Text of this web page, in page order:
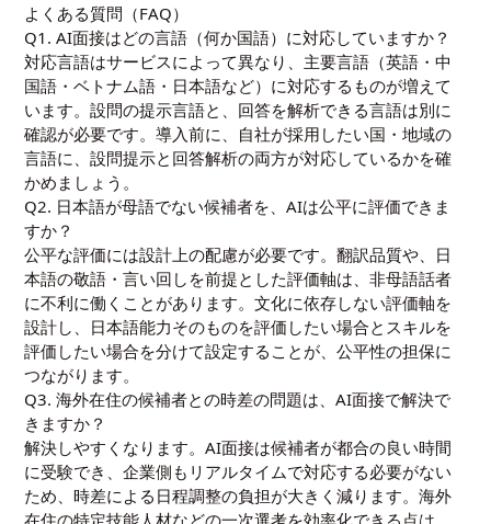
よくある質問（FAQ）
Q1. AI面接はどの言語（何か国語）に対応していますか？
対応言語はサービスによって異なり、主要言語（英語・中
国語・ベトナム語・日本語など）に対応するものが増えて
います。設問の提示言語と、回答を解析できる言語は別に
確認が必要です。導入前に、自社が採用したい国・地域の
言語に、設問提示と回答解析の両方が対応しているかを確
かめましょう。
Q2. 日本語が母語でない候補者を、AIは公平に評価できま
すか？
公平な評価には設計上の配慮が必要です。翻訳品質や、日
本語の敬語・言い回しを前提とした評価軸は、非母語話者
に不利に働くことがあります。文化に依存しない評価軸を
設計し、日本語能力そのものを評価したい場合とスキルを
評価したい場合を分けて設定することが、公平性の担保に
つながります。
Q3. 海外在住の候補者との時差の問題は、AI面接で解決で
きますか？
解決しやすくなります。AI面接は候補者が都合の良い時間
に受験でき、企業側もリアルタイムで対応する必要がない
ため、時差による日程調整の負担が大きく減ります。海外
在住の特定技能人材などの一次選考を効率化できる点は、